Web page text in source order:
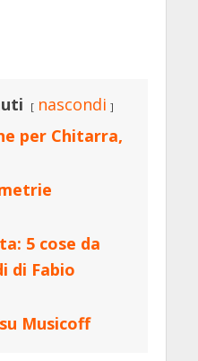
nascondi
per Chitarra,
5 cose da
di Fabio
Musicoff